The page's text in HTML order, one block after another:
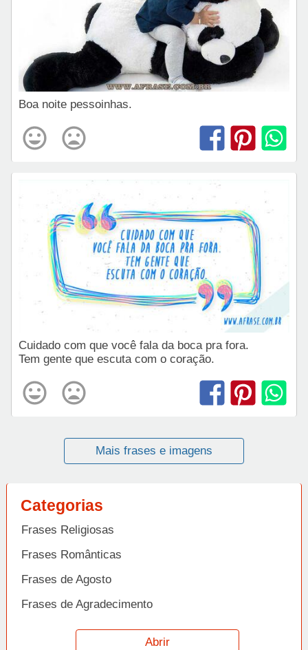
Boa noite pessoinhas.
Cuidado com que você fala da boca pra fora.
Tem gente que escuta com o coração.
Mais frases e imagens
Categorias
Frases Religiosas
Frases Românticas
Frases de Agosto
Frases de Agradecimento
Frases de Amizade
Abrir